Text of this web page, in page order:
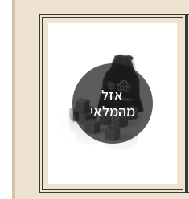
אזל
מהמלאי